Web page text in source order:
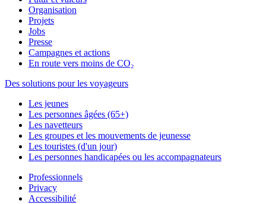
Organisation
Projets
Jobs
Presse
Campagnes et actions
En route vers moins de CO₂
Des solutions pour les voyageurs
Les jeunes
Les personnes âgées (65+)
Les navetteurs
Les groupes et les mouvements de jeunesse
Les touristes (d'un jour)
Les personnes handicapées ou les accompagnateurs
Professionnels
Privacy
Accessibilité